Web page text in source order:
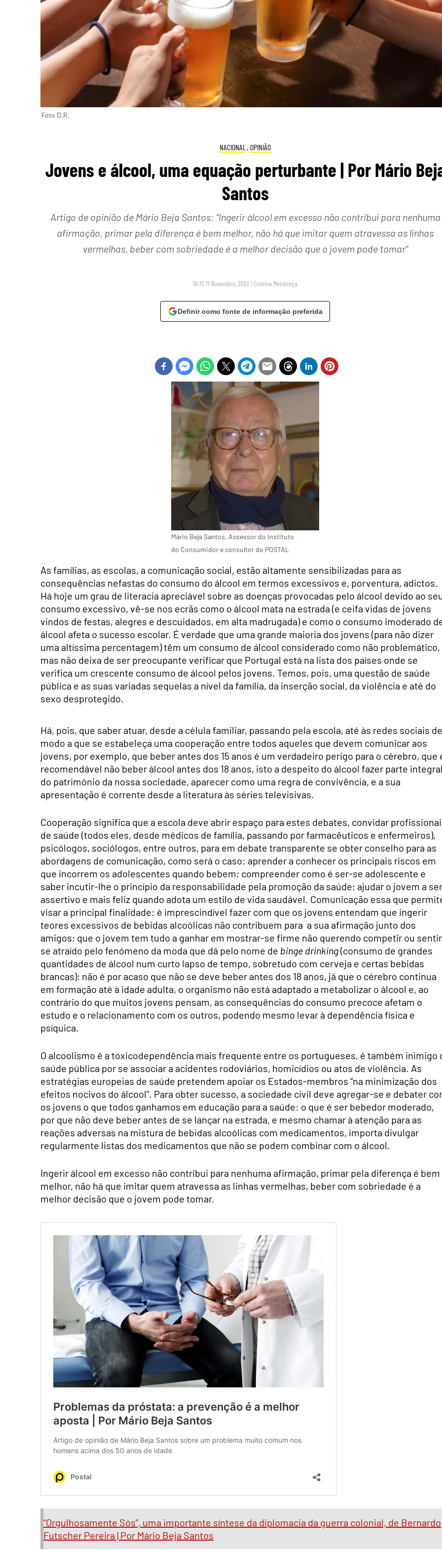
Foto D.R.
NACIONAL , OPINIÃO
Jovens e álcool, uma equação perturbante | Por Mário
Santos
Artigo de opinião de Mário Beja Santos: “Ingerir álcool em excesso não contribui para nenhuma
afirmação, primar pela diferença é bem melhor, não há que imitar quem atravessa as linhas
vermelhas, beber com sobriedade é a melhor decisão que o jovem pode tomar”
16:15 11 Novembro, 2022 | Cristina Mendonça
Definir como fonte de informação preferida
Mário Beja Santos, Assessor do Instituto
do Consumidor e consultor do POSTAL
As famílias, as escolas, a comunicação social, estão altamente sensibilizadas para as
consequências nefastas do consumo do álcool em termos excessivos e, porventura, adictos.
Há hoje um grau de literacia apreciável sobre as doenças provocadas pelo álcool devido ao
consumo excessivo, vê-se nos ecrãs como o álcool mata na estrada (e ceifa vidas de jovens
vindos de festas, alegres e descuidados, em alta madrugada) e como o consumo imoderado
álcool afeta o sucesso escolar. É verdade que uma grande maioria dos jovens (para não dizer
uma altíssima percentagem) têm um consumo de álcool considerado como não problemático,
mas não deixa de ser preocupante verificar que Portugal está na lista dos países onde se
verifica um crescente consumo de álcool pelos jovens. Temos, pois, uma questão de saúde
pública e as suas variadas sequelas a nível da família, da inserção social, da violência e até do
sexo desprotegido.
Há, pois, que saber atuar, desde a célula familiar, passando pela escola, até às redes sociais de
modo a que se estabeleça uma cooperação entre todos aqueles que devem comunicar aos
jovens, por exemplo, que beber antes dos 15 anos é um verdadeiro perigo para o cérebro, que
recomendável não beber álcool antes dos 18 anos, isto a despeito do álcool fazer parte integral
do património da nossa sociedade, aparecer como uma regra de convivência, e a sua
apresentação é corrente desde a literatura às séries televisivas.
Cooperação significa que a escola deve abrir espaço para estes debates, convidar
de saúde (todos eles, desde médicos de família, passando por farmacêuticos e enfermeiros),
psicólogos, sociólogos, entre outros, para em debate transparente se obter conselho para as
abordagens de comunicação, como será o caso: aprender a conhecer os principais riscos em
que incorrem os adolescentes quando bebem; compreender como é ser-se adolescente e
saber incutir-lhe o princípio da responsabilidade pela promoção da saúde; ajudar o jovem a ser
assertivo e mais feliz quando adota um estilo de vida saudável. Comunicação essa que
visar a principal finalidade: é imprescindível fazer com que os jovens entendam que ingerir
teores excessivos de bebidas alcoólicas não contribuem para a sua afirmação junto dos
amigos; que o jovem tem tudo a ganhar em mostrar-se firme não querendo competir ou
se atraído pelo fenómeno da moda que dá pelo nome de binge drinking(consumo de grandes
quantidades de álcool num curto lapso de tempo, sobretudo com cerveja e certas bebidas
brancas); não é por acaso que não se deve beber antes dos 18 anos, já que o cérebro continua
em formação até à idade adulta, o organismo não está adaptado a metabolizar o álcool e, ao
contrário do que muitos jovens pensam, as consequências do consumo precoce afetam o
estudo e o relacionamento com os outros, podendo mesmo levar à dependência física e
psíquica.
O alcoolismo é a toxicodependência mais frequente entre os portugueses, é também inimigo
saúde pública por se associar a acidentes rodoviários, homicídios ou atos de violência. As
estratégias europeias de saúde pretendem apoiar os Estados-membros “na minimização dos
efeitos nocivos do álcool”. Para obter sucesso, a sociedade civil deve agregar-se e debater
os jovens o que todos ganhamos em educação para a saúde: o que é ser bebedor moderado,
por que não deve beber antes de se lançar na estrada, e mesmo chamar à atenção para as
reações adversas na mistura de bebidas alcoólicas com medicamentos, importa divulgar
regularmente listas dos medicamentos que não se podem combinar com o álcool.
Ingerir álcool em excesso não contribui para nenhuma afirmação, primar pela diferença é bem
melhor, não há que imitar quem atravessa as linhas vermelhas, beber com sobriedade é a
melhor decisão que o jovem pode tomar.
“Orgulhosamente Sós”, uma importante síntese da diplomacia da guerra colonial, de Bernardo
Futscher Pereira | Por Mário Beja Santos